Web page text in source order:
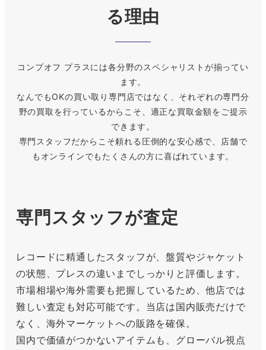
る理由
コンプオフ プラスには各分野のスペシャリストが揃ってい
ます。
なんでもOKの買い取り専門店ではなく、それぞれの専門分
野の買取を行っているからこそ、適正な買取金額をご提示
できます。
専門スタッフだからこそ頼れる圧倒的な安心感で、店舗で
もオンラインでもたくさんの方に喜ばれています。
専門スタッフが査定
レコードに精通したスタッフが、盤質やジャケット
の状態、プレスの違いまでしっかりと評価します。
市場相場や海外需要も把握しているため、他店では
難しい査定も対応可能です。当店は国内販売だけで
なく、海外マーケットへの販路を確保。
国内で価値がつかないアイテムも、グローバル視点